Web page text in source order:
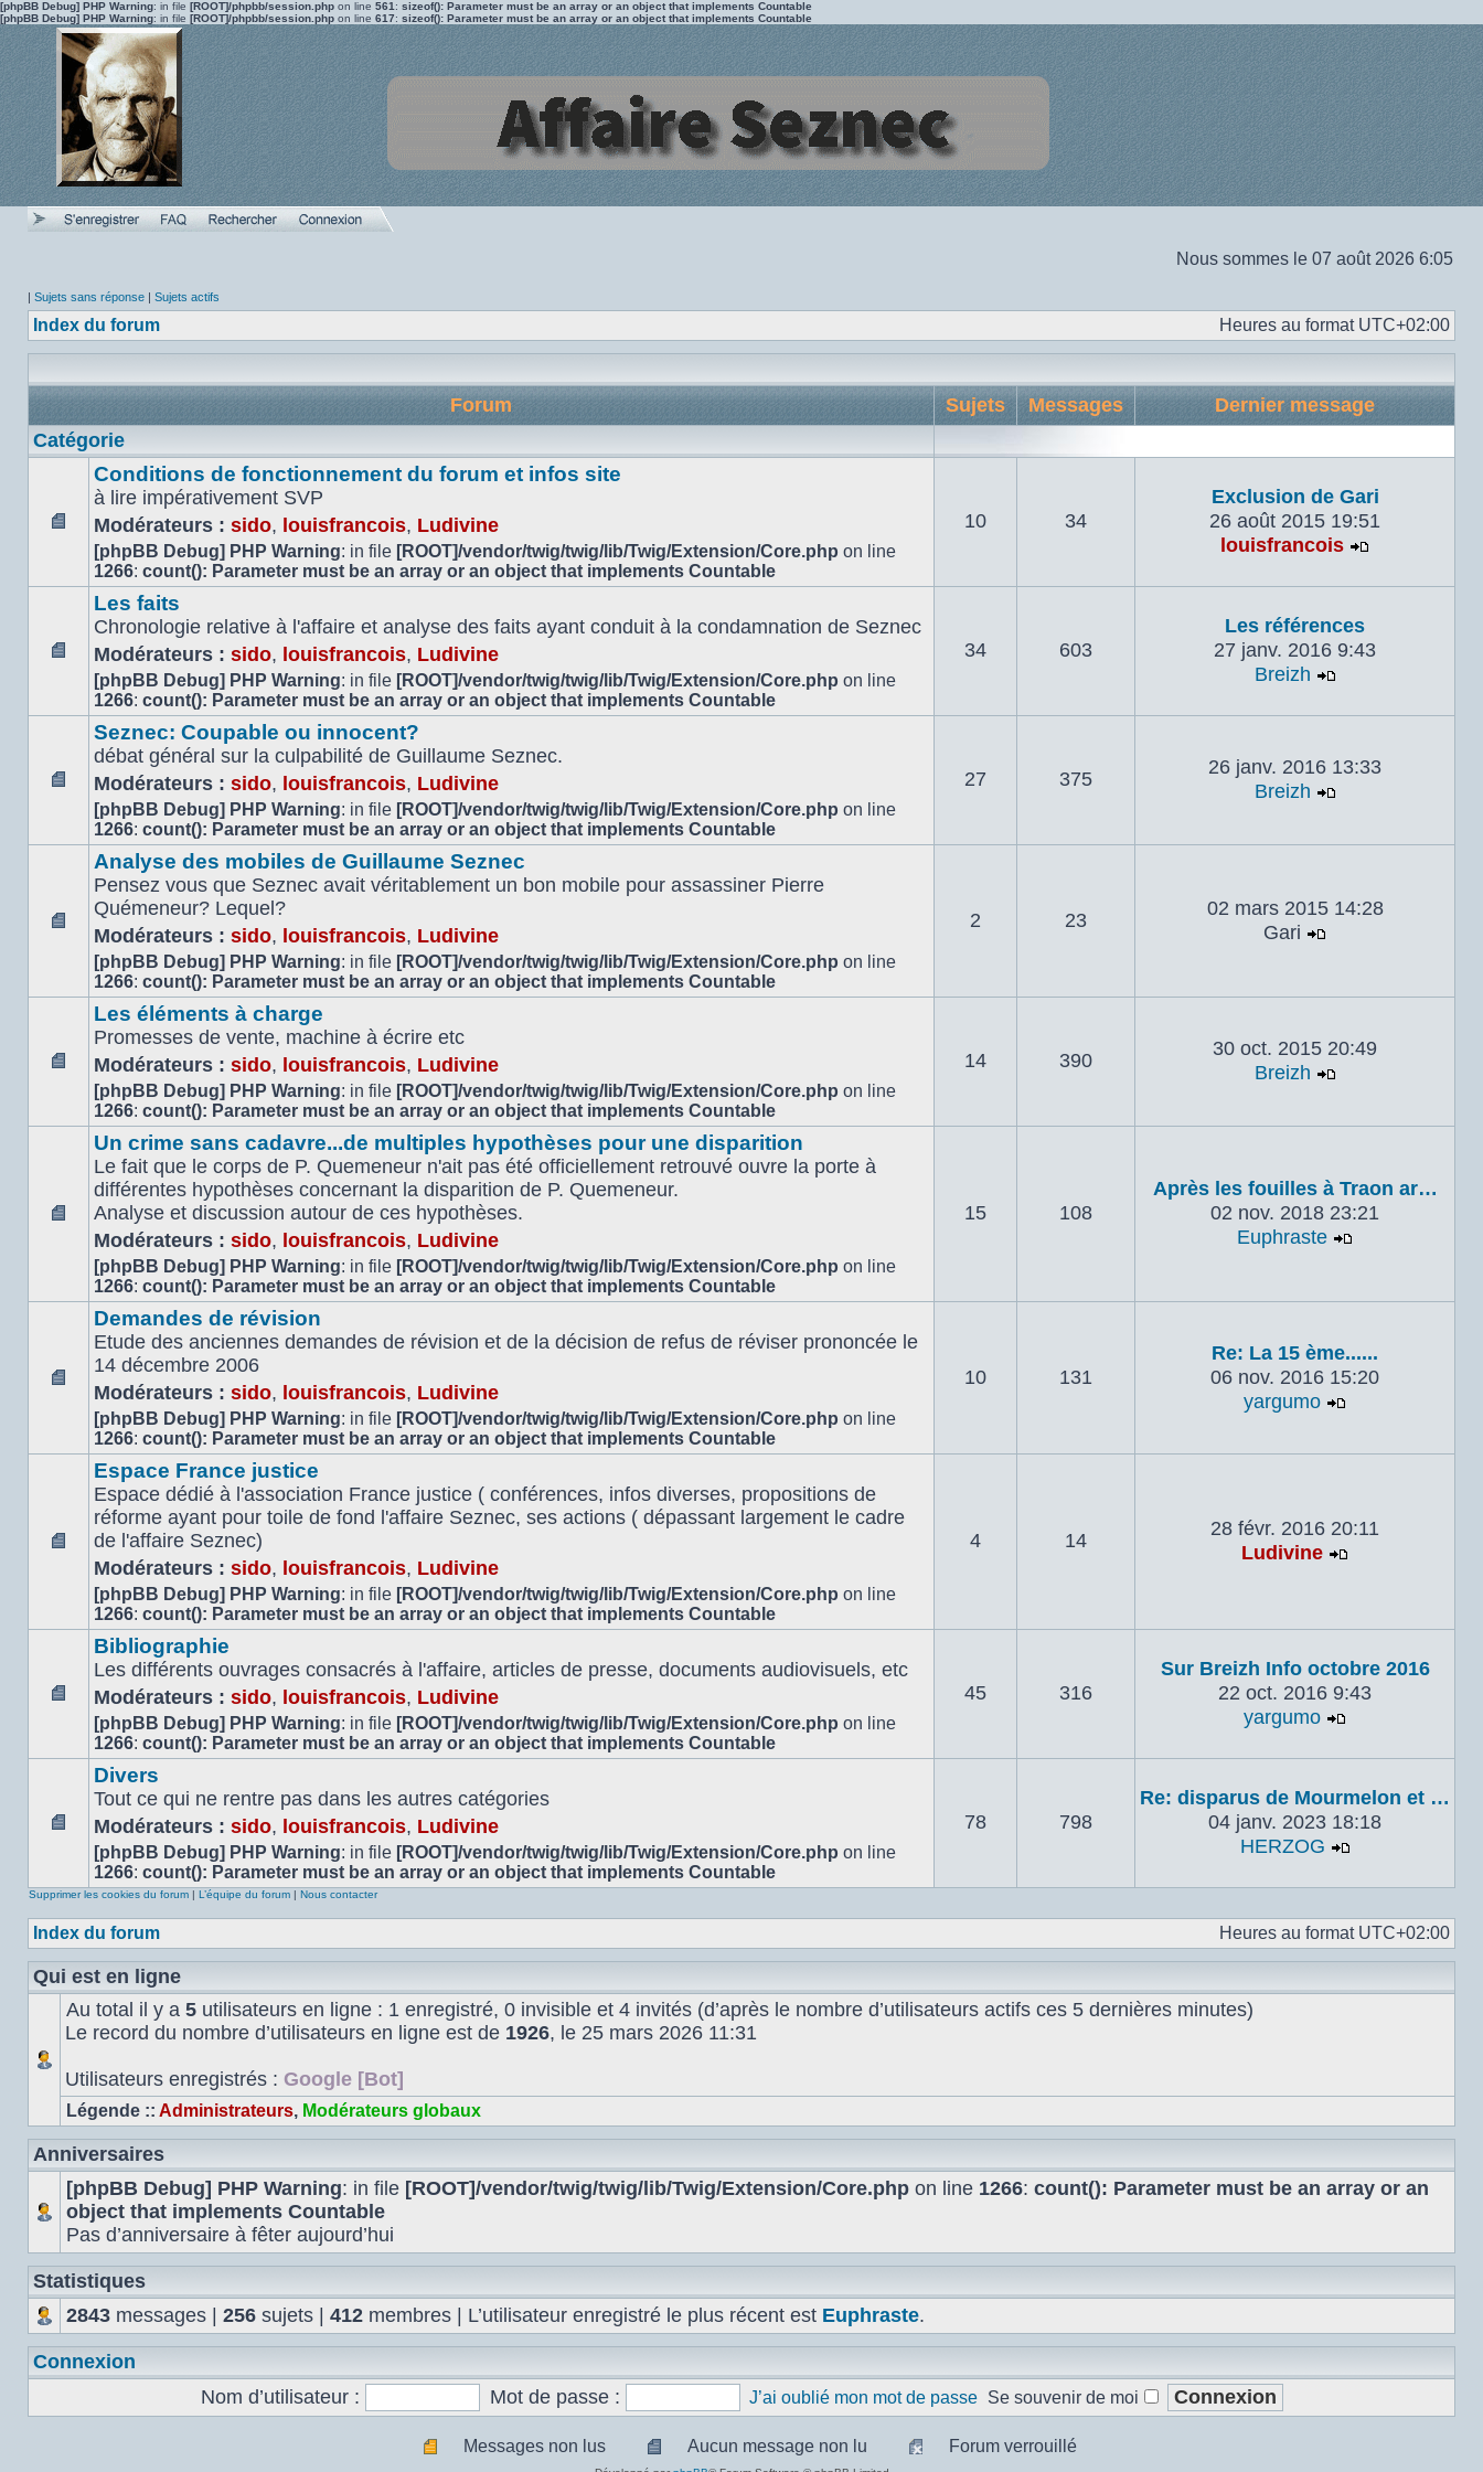
[phpBB Debug] PHP Warning: in file [ROOT]/phpbb/session.php on line 561 : sizeof(): Parameter must be an array or an object that implements Countable
[phpBB Debug] PHP Warning: in file [ROOT]/phpbb/session.php on line 617: sizeof(): Parameter must be an array or an object that implements Countable
Nous sommes le 07 août 2026 6:05
| Sujets sans réponse | Sujets actifs
Index du forum Heures au format UTC+02:00
Forum Sujets Messages
Dernier message
Catégorie
Aucun
message
non
Conditions de fonctionnement du forum et infos site
à lire impérativement SVP
Modérateurs : sido, louisfrancois, Ludivine
[phpBB Debug] PHP Warning: in file [ROOT]/vendor/twig/twig/lib/Twig/Extension/Core.php on line
1266: count(): Parameter must be an array or an object that implements Countable
10 34
Exclusion de Gari
26 août 2015 19:51
louisfrancois
Aucun
message
non
lu
Les faits
Chronologie relative à l'affaire et analyse des faits ayant conduit à la condamnation de Seznec
Modérateurs : sido, louisfrancois, Ludivine
[phpBB Debug] PHP Warning: in file [ROOT]/vendor/twig/twig/lib/Twig/Extension/Core.php on line
1266: count(): Parameter must be an array or an object that implements Countable
34 603
Les références
27 janv. 2016 9:43
Breizh
Aucun
message
non
lu
Seznec: Coupable ou innocent?
débat général sur la culpabilité de Guillaume Seznec.
Modérateurs : sido, louisfrancois, Ludivine
[phpBB Debug] PHP Warning: in file [ROOT]/vendor/twig/twig/lib/Twig/Extension/Core.php on line
1266: count(): Parameter must be an array or an object that implements Countable
27 375
26 janv. 2016 13:33
Breizh
Aucun
message
non
lu
Analyse des mobiles de Guillaume Seznec
Pensez vous que Seznec avait véritablement un bon mobile pour assassiner Pierre
Quémeneur? Lequel?
Modérateurs : sido, louisfrancois, Ludivine
[phpBB Debug] PHP Warning: in file [ROOT]/vendor/twig/twig/lib/Twig/Extension/Core.php on line
1266: count(): Parameter must be an array or an object that implements Countable
2 23
02 mars 2015 14:28
Gari
Aucun
message
non
lu
Les éléments à charge
Promesses de vente, machine à écrire etc
Modérateurs : sido, louisfrancois, Ludivine
[phpBB Debug] PHP Warning: in file [ROOT]/vendor/twig/twig/lib/Twig/Extension/Core.php on line
1266: count(): Parameter must be an array or an object that implements Countable
14 390
30 oct. 2015 20:49
Breizh
Aucun
message
non
lu
Un crime sans cadavre...de multiples hypothèses pour une disparition
Le fait que le corps de P. Quemeneur n'ait pas été officiellement retrouvé ouvre la porte à
différentes hypothèses concernant la disparition de P. Quemeneur.
Analyse et discussion autour de ces hypothèses.
Modérateurs : sido, louisfrancois, Ludivine
[phpBB Debug] PHP Warning: in file [ROOT]/vendor/twig/twig/lib/Twig/Extension/Core.php on line
1266: count(): Parameter must be an array or an object that implements Countable
15 108
Après les fouilles à Traon ar…
02 nov. 2018 23:21
Euphraste
Aucun
message
non
lu
Demandes de révision
Etude des anciennes demandes de révision et de la décision de refus de réviser prononcée le
14 décembre 2006
Modérateurs : sido, louisfrancois, Ludivine
[phpBB Debug] PHP Warning: in file [ROOT]/vendor/twig/twig/lib/Twig/Extension/Core.php on line
1266: count(): Parameter must be an array or an object that implements Countable
10 131
Re: La 15 ème......
06 nov. 2016 15:20
yargumo
Aucun
message
non
lu
Espace France justice
Espace dédié à l'association France justice ( conférences, infos diverses, propositions de
réforme ayant pour toile de fond l'affaire Seznec, ses actions ( dépassant largement le cadre
de l'affaire Seznec)
Modérateurs : sido, louisfrancois, Ludivine
[phpBB Debug] PHP Warning: in file [ROOT]/vendor/twig/twig/lib/Twig/Extension/Core.php on line
1266: count(): Parameter must be an array or an object that implements Countable
4 14
28 févr. 2016 20:11
Ludivine
Aucun
message
non
Bibliographie
Les différents ouvrages consacrés à l'affaire, articles de presse, documents audiovisuels, etc
Modérateurs : sido, louisfrancois, Ludivine
[phpBB Debug] PHP Warning: in file [ROOT]/vendor/twig/twig/lib/Twig/Extension/Core.php on line
1266: count(): Parameter must be an array or an object that implements Countable
45 316
Sur Breizh Info octobre 2016
22 oct. 2016 9:43
yargumo
Aucun
message
non
Divers
Tout ce qui ne rentre pas dans les autres catégories
Modérateurs : sido, louisfrancois, Ludivine
[phpBB Debug] PHP Warning: in file [ROOT]/vendor/twig/twig/lib/Twig/Extension/Core.php on line
1266: count(): Parameter must be an array or an object that implements Countable
78 798
Re: disparus de Mourmelon et …
04 janv. 2023 18:18
HERZOG
Supprimer les cookies du forum | L’équipe du forum | Nous contacter
Index du forum Heures au format UTC+02:00
Qui est en ligne
Au total il y a 5 utilisateurs en ligne : 1 enregistré, 0 invisible et 4 invités (d’après le nombre d’utilisateurs actifs ces 5 dernières minutes)
Le record du nombre d’utilisateurs en ligne est de 1926, le 25 mars 2026 11:31
Utilisateurs enregistrés : Google [Bot]
Légende :: Administrateurs, Modérateurs globaux
Anniversaires
[phpBB Debug] PHP Warning: in file [ROOT]/vendor/twig/twig/lib/Twig/Extension/Core.php on line 1266: count(): Parameter must be an array or an
object that implements Countable
Pas d’anniversaire à fêter aujourd’hui
Statistiques
2843 messages | 256 sujets | 412 membres | L’utilisateur enregistré le plus récent est Euphraste.
Connexion
Nom d’utilisateur :
Mot de passe : J’ai oublié mon mot de passe Se souvenir de moi
Messages non lus
Aucun message non lu
Forum verrouillé